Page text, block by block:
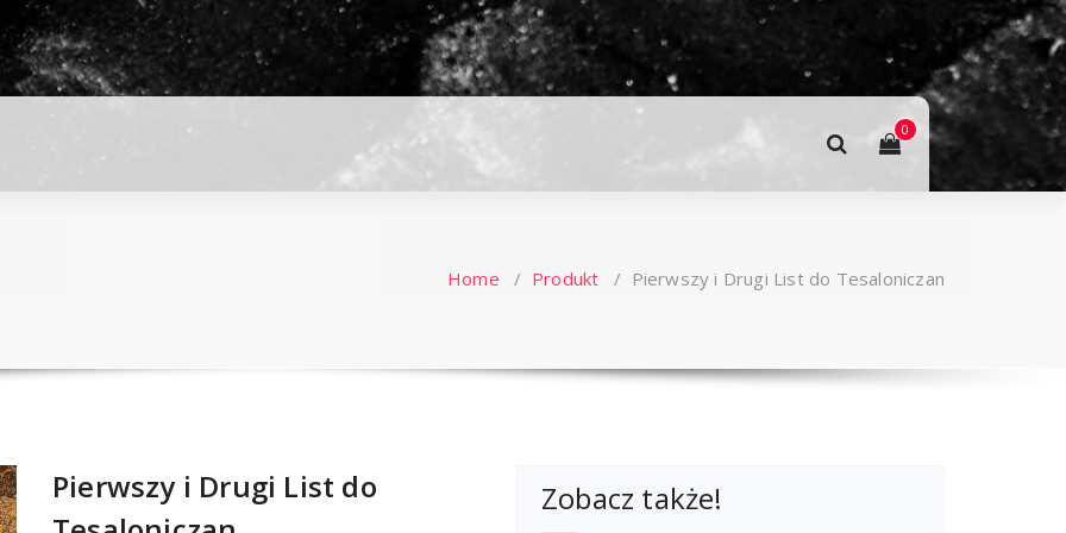
0
Home / Produkt / Pierwszy i Drugi List do Tesaloniczan
Pierwszy i Drugi List do
Zobacz także!